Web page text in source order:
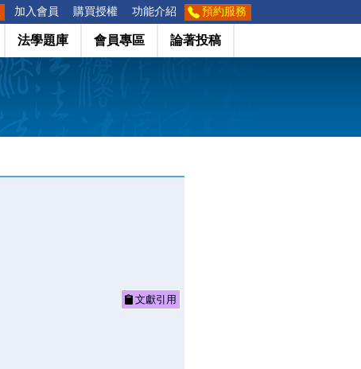
加入會員 購買授權 功能介紹 預約服務
法學題庫 會員專區 論著投稿
文獻引用